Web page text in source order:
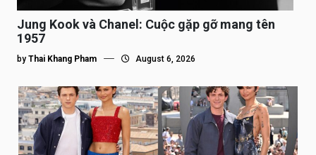
Jung Kook và Chanel: Cuộc gặp gỡ mang tên
1957
by Thai Khang Pham August 6, 2026